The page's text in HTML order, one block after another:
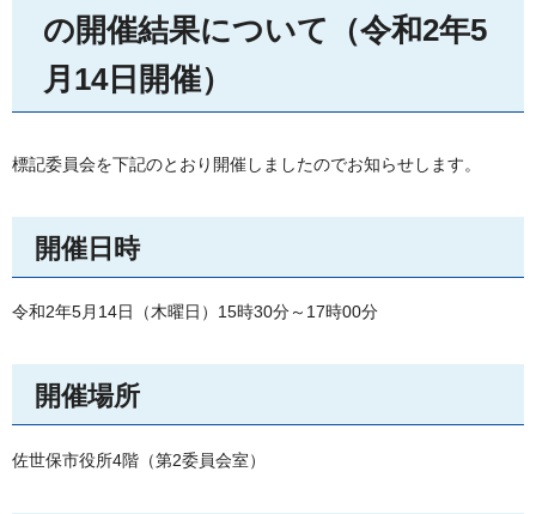
の開催結果について（令和2年5
月14日開催）
標記委員会を下記のとおり開催しましたのでお知らせします。
開催日時
令和2年5月14日（木曜日）15時30分～17時00分
開催場所
佐世保市役所4階（第2委員会室）